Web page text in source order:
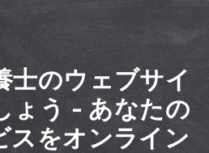
士のウェブサイ
ょう - あなたの
スをオンライン